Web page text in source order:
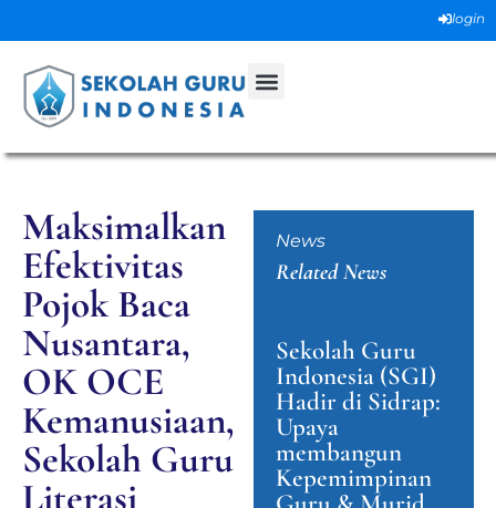
login
Maksimalkan
Efektivitas
Pojok Baca
Nusantara,
OK OCE
Kemanusiaan,
Sekolah Guru
Literasi
News
Related News
Sekolah Guru
Indonesia (SGI)
Hadir di Sidrap:
Upaya
membangun
Kepemimpinan